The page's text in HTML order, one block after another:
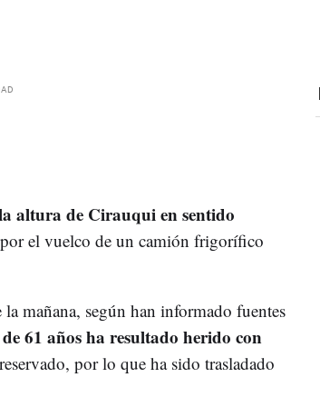
altura de Cirauqui en sentido
por el vuelco de un camión frigorífico
mañana, según han informado fuentes
61 años ha resultado herido con
por lo que ha sido trasladado